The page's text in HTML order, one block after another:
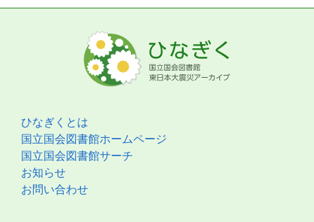
ひなぎくとは
国立国会図書館ホームページ
国立国会図書館サーチ
お知らせ
お問い合わせ